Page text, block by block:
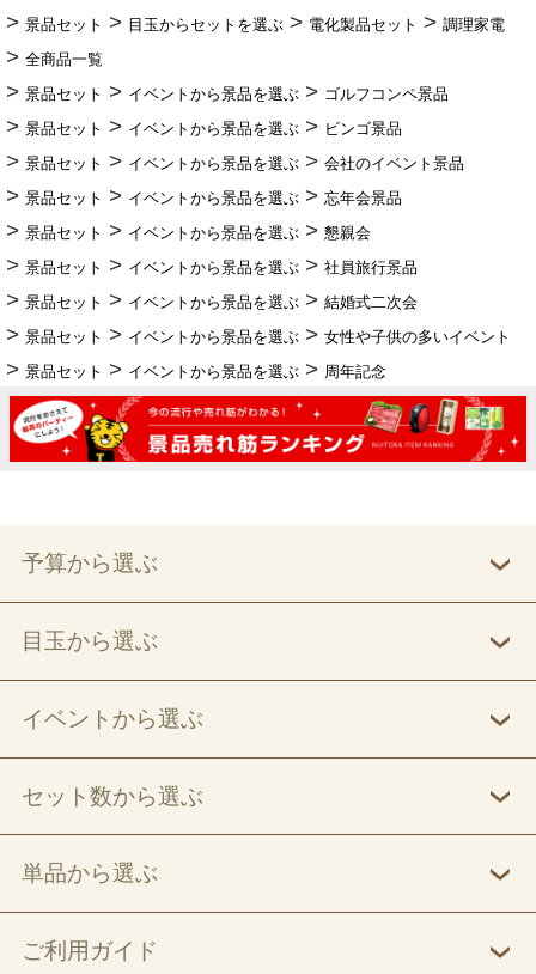
景品セット
目玉からセットを選ぶ 電化製品セット
調理家電
全商品一覧
景品セット
イベントから景品を選ぶ
ゴルフコンペ景品
景品セット
イベントから景品を選ぶ
ビンゴ景品
景品セット
イベントから景品を選ぶ
会社のイベント景品
景品セット
イベントから景品を選ぶ
忘年会景品
景品セット
イベントから景品を選ぶ
懇親会
景品セット
イベントから景品を選ぶ
社員旅行景品
景品セット
イベントから景品を選ぶ
結婚式二次会
景品セット
イベントから景品を選ぶ
女性や子供の多いイベント
景品セット
イベントから景品を選ぶ 周年記念
予算から選ぶ
目玉から選ぶ
イベントから選ぶ
セット数から選ぶ
単品から選ぶ
ご利用ガイド